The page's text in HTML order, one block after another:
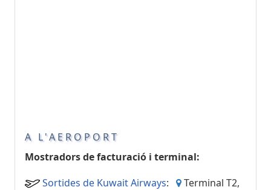
A L'AEROPORT
Mostradors de facturació i terminal:
Sortides de Kuwait Airways:
Terminal T2,